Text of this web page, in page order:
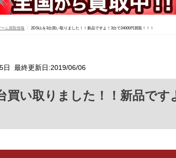
ーム買取情報 2DSLLを3台買い取りました！！新品ですよ！3台で24000円買取！！！
日 最終更新日:2019/06/06